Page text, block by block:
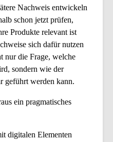
Nachweis entwickeln
schon jetzt prüfen,
Produkte relevant ist
sich dafür nutzen
nur die Frage, welche
sondern wie der
geführt werden kann.
ein pragmatisches
digitalen Elementen